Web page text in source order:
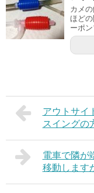
カメ
ほど
ーポ
アウトサイ
スイングの
電車で隣が
移動します